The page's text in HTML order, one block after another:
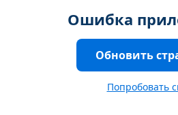
Ошибка
Обновить
Попробовать